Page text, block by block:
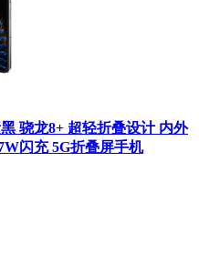
骁龙8+ 超轻折叠设计 内外
闪充 5G折叠屏手机